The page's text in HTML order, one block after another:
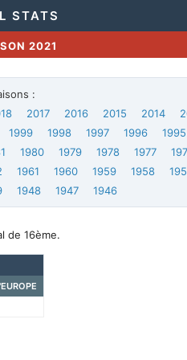
STATS
2021
:
2017 2016 2015 2014
1999 1998 1997 1996 1995
1980 1979 1978 1977
1961 1960 1959 1958
1948 1947 1946
de 16ème.